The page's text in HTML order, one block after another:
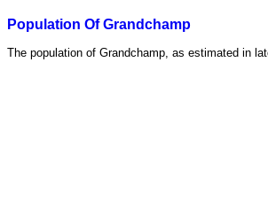
Population Of Grandchamp
The population of Grandchamp, as estimated in